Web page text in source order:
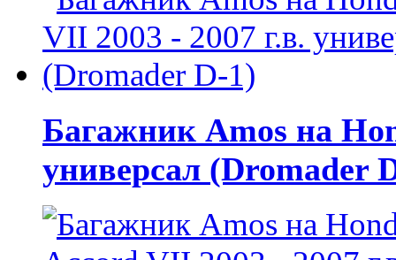
Багажник Amos на
универсал (Dromader